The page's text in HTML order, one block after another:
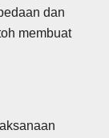
dan
membuat